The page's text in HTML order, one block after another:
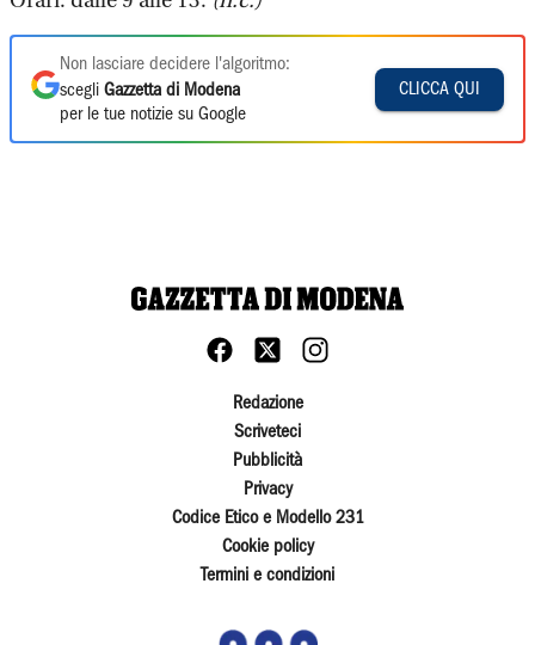
Non lasciare decidere l'algoritmo:
scegli Gazzetta di Modena
per le tue notizie su Google
CLICCA QUI
Redazione
Scriveteci
Pubblicità
Privacy
Codice Etico e Modello 231
Cookie policy
Termini e condizioni